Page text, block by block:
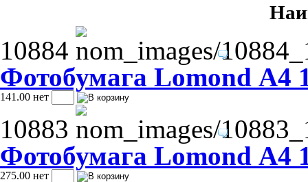
10884
Фотобумага Lomond А4
141.00 нет
10883
Фотобумага Lomond А4
275.00 нет